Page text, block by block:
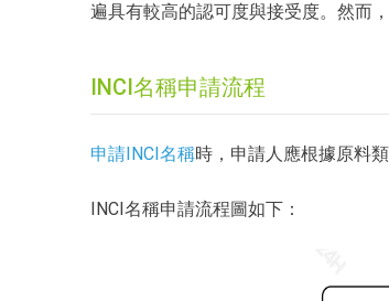
遍具有較高的認可度與接受度。然而
INCI名稱申請流程
申請INCI名稱時，申請人應根據原料
INCI名稱申請流程圖如下：